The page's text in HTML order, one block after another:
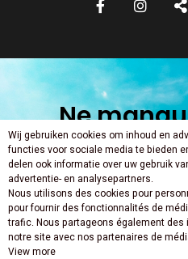
Ne
Wij gebruiken cookies om inhoud en
functies voor sociale media te bieden
delen ook informatie over uw gebruik
advertentie- en analysepartners.
Nous utilisons des cookies pour
pour fournir des fonctionnalités de
trafic. Nous partageons également
notre site avec nos partenaires de
View more